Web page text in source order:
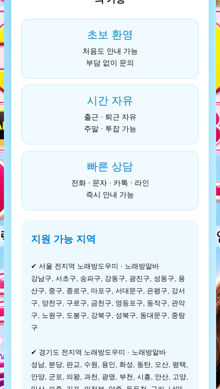
초보 환영
처음도 안내 가능
부담 없이 문의
시간 자유
출근 · 퇴근 자유
주말 · 투잡 가능
빠른 상담
전화 · 문자 · 카톡 · 라인
즉시 안내 가능
지원 가능 지역
✔ 서울 전지역 노래방도우미 · 노래방알바
강남구, 서초구, 송파구, 강동구, 광진구, 성동구, 용
산구, 중구, 종로구, 마포구, 서대문구, 은평구, 강서
구, 양천구, 구로구, 금천구, 영등포구, 동작구, 관악
구, 노원구, 도봉구, 강북구, 성북구, 동대문구, 중랑
구
✔ 경기도 전지역 노래방도우미 · 노래방알바
성남, 분당, 판교, 수원, 용인, 화성, 동탄, 오산, 평택,
안양, 군포, 의왕, 과천, 광명, 부천, 시흥, 안산, 고양,